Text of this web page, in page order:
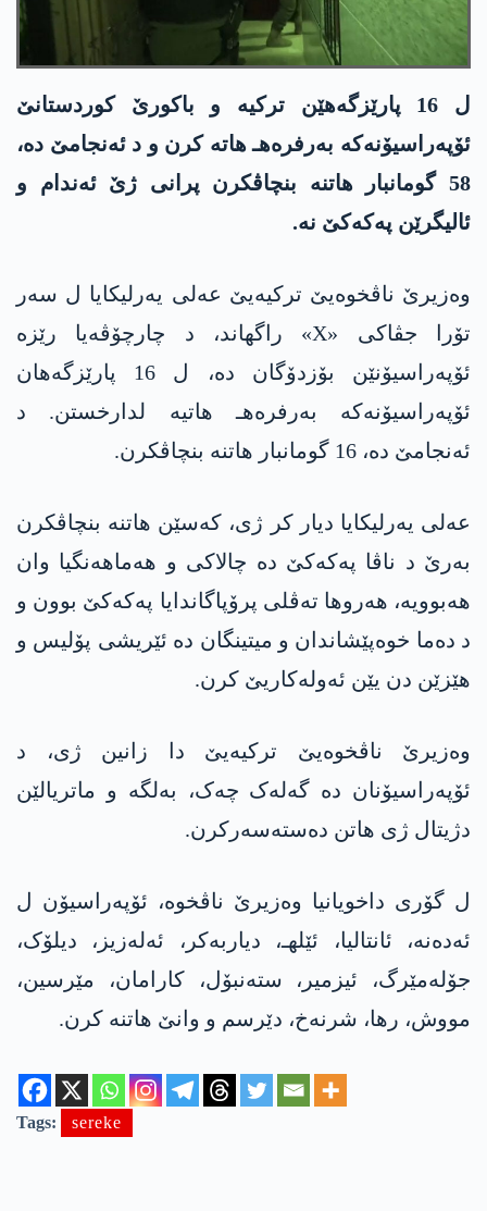
ل 16 پارێزگەهێن ترکیە و باکورێ کوردستانێ
ئۆپەراسیۆنەکە بەرفرەهـ هاتە کرن و د ئەنجامێ دە،
58 گومانبار هاتنە بنچاڤکرن پرانی ژێ ئه‌ندام و
ئالیگرێن په‌كه‌كێ نه‌.
وەزیرێ ناڤخوەیێ ترکیەیێ عه‌لی یەرلیکایا ل سەر
تۆرا جڤاکی «X» راگهاند، د چارچۆڤەیا رێزە
ئۆپەراسیۆنێن بۆزدۆگان دە، ل 16 پارێزگەهان
ئۆپەراسیۆنەکە بەرفرەهـ هاتیە لدارخستن. د
ئەنجامێ دە، 16 گومانبار هاتنە بنچاڤکرن.
عه‌لی یەرلیکایا دیار کر ژی، کەسێن هاتنە بنچاڤکرن
بەرێ د ناڤا په‌كه‌كێ دە چالاکی و هەماهەنگیا وان
هەبوویە، هەروها تەڤلی پرۆپاگاندایا په‌كه‌كێ بوون و
د دەما خوەپێشاندان و میتینگان دە ئێریشی پۆلیس و
هێزێن دن یێن ئەولەکاریێ کرن.
وەزیرێ ناڤخوەیێ ترکیەیێ دا زانین ژی، د
ئۆپەراسیۆنان دە گەلەک چەک، بەلگە و ماتریالێن
دژیتال ژی هاتن دەستەسەرکرن.
ل گۆری داخویانیا وەزیرێ ناڤخوە، ئۆپەراسیۆن ل
ئەدەنە، ئانتالیا، ئێلهـ، دیاربەکر، ئەلەزیز، دیلۆک،
جۆلەمێرگ، ئیزمیر، ستەنبۆل، کارامان، مێرسین،
مووش، رها، شرنەخ، دێرسم و وانێ هاتنە کرن.
Tags: sereke